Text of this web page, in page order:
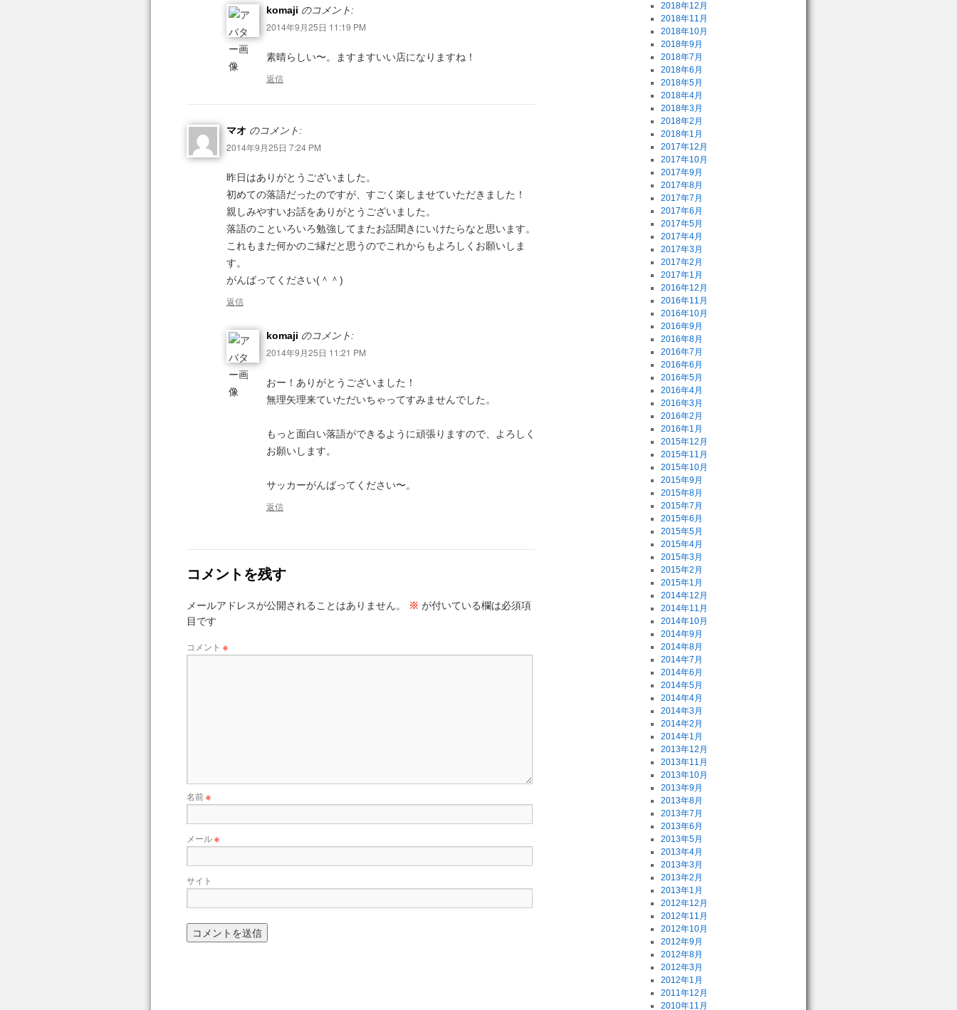
komaji のコメント:
2014年9月25日 11:19 PM
素晴らしい〜。ますますいい店になりますね！
返信
マオ のコメント:
2014年9月25日 7:24 PM
昨日はありがとうございました。
初めての落語だったのですが、すごく楽しませていただきました！
親しみやすいお話をありがとうございました。
落語のこといろいろ勉強してまたお話聞きにいけたらなと思います。
これもまた何かのご縁だと思うのでこれからもよろしくお願いしま
す。
がんばってください(＾＾)
返信
komaji のコメント:
2014年9月25日 11:21 PM
おー！ありがとうございました！
無理矢理来ていただいちゃってすみませんでした。
もっと面白い落語ができるように頑張りますので、よろしく
お願いします。
サッカーがんばってください〜。
返信
コメントを残す
メールアドレスが公開されることはありません。 ※ が付いている欄は必須項
目です
コメント ※
名前※
メール※
サイト
2018年12月
2018年11月
2018年10月
2018年9月
2018年7月
2018年6月
2018年5月
2018年4月
2018年3月
2018年2月
2018年1月
2017年12月
2017年10月
2017年9月
2017年8月
2017年7月
2017年6月
2017年5月
2017年4月
2017年3月
2017年2月
2017年1月
2016年12月
2016年11月
2016年10月
2016年9月
2016年8月
2016年7月
2016年6月
2016年5月
2016年4月
2016年3月
2016年2月
2016年1月
2015年12月
2015年11月
2015年10月
2015年9月
2015年8月
2015年7月
2015年6月
2015年5月
2015年4月
2015年3月
2015年2月
2015年1月
2014年12月
2014年11月
2014年10月
2014年9月
2014年8月
2014年7月
2014年6月
2014年5月
2014年4月
2014年3月
2014年2月
2014年1月
2013年12月
2013年11月
2013年10月
2013年9月
2013年8月
2013年7月
2013年6月
2013年5月
2013年4月
2013年3月
2013年2月
2013年1月
2012年12月
2012年11月
2012年10月
2012年9月
2012年8月
2012年3月
2012年1月
2011年12月
2010年11月